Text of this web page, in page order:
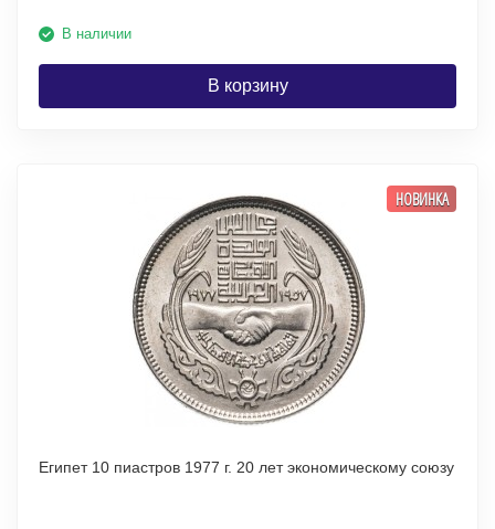
В наличии
В корзину
НОВИНКА
Египет 10 пиастров 1977 г. 20 лет экономическому союзу